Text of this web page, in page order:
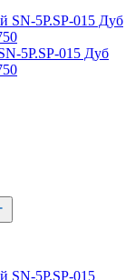
5P.SP-015 Дуб